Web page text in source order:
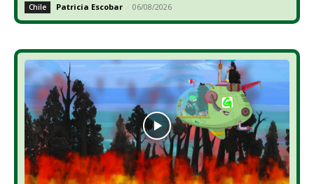
Chile Patricia Escobar - 06/08/2026